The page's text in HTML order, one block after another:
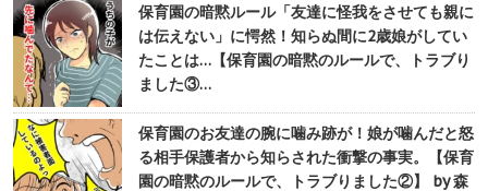
保育園の暗黙ルール「友達に怪我をさせても親に
は伝えない」に愕然！知らぬ間に2歳娘がしてい
たことは…【保育園の暗黙のルールで、トラブり
ました③…
保育園のお友達の腕に噛み跡が！娘が噛んだと怒
る相手保護者から知らされた衝撃の事実。【保育
園の暗黙のルールで、トラブりました②】 by 森